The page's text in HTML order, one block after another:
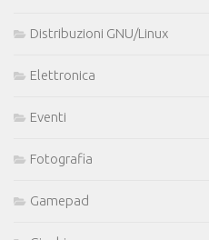
Distribuzioni GNU/Linux
Elettronica
Eventi
Fotografia
Gamepad